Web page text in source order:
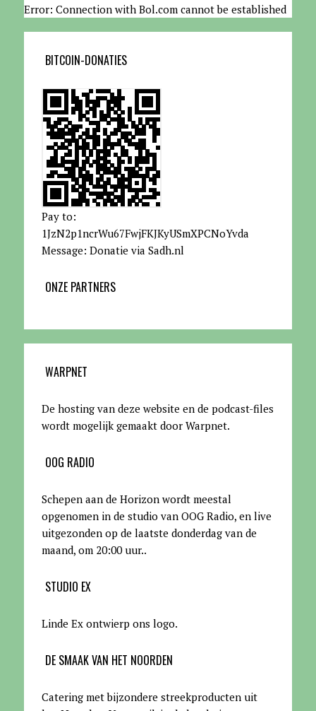
Error: Connection with Bol.com cannot be established
BITCOIN-DONATIES
Pay to:
1JzN2p1ncrWu67FwjFKJKyUSmXPCNoYvda
Message: Donatie via Sadh.nl
ONZE PARTNERS
WARPNET
De hosting van deze website en de podcast-files
wordt mogelijk gemaakt door Warpnet.
OOG RADIO
Schepen aan de Horizon wordt meestal
opgenomen in de studio van OOG Radio, en live
uitgezonden op de laatste donderdag van de
maand, om 20:00 uur..
STUDIO EX
Linde Ex ontwierp ons logo.
DE SMAAK VAN HET NOORDEN
Catering met bijzondere streekproducten uit